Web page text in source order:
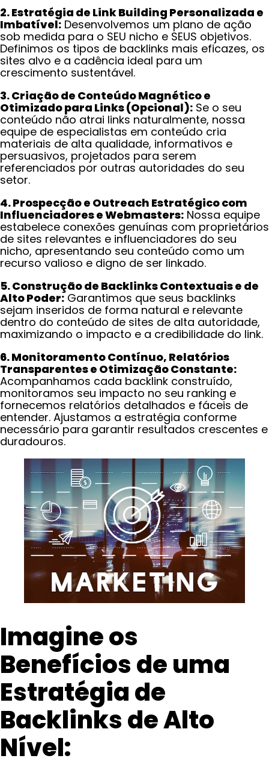
2. Estratégia de Link Building Personalizada e
Imbatível: Desenvolvemos um plano de ação
sob medida para o SEU nicho e SEUS objetivos.
Definimos os tipos de backlinks mais eficazes, os
sites alvo e a cadência ideal para um
crescimento sustentável.
3. Criação de Conteúdo Magnético e
Otimizado para Links (Opcional): Se o seu
conteúdo não atrai links naturalmente, nossa
equipe de especialistas em conteúdo cria
materiais de alta qualidade, informativos e
persuasivos, projetados para serem
referenciados por outras autoridades do seu
setor.
4. Prospecção e Outreach Estratégico com
Influenciadores e Webmasters: Nossa equipe
estabelece conexões genuínas com proprietários
de sites relevantes e influenciadores do seu
nicho, apresentando seu conteúdo como um
recurso valioso e digno de ser linkado.
5. Construção de Backlinks Contextuais e de
Alto Poder:Garantimos que seus backlinks
sejam inseridos de forma natural e relevante
dentro do conteúdo de sites de alta autoridade,
maximizando o impacto e a credibilidade do link.
6. Monitoramento Contínuo, Relatórios
Transparentes e Otimização Constante:
Acompanhamos cada backlink construído,
monitoramos seu impacto no seu ranking e
fornecemos relatórios detalhados e fáceis de
entender. Ajustamos a estratégia conforme
necessário para garantir resultados crescentes e
duradouros.
Imagine os
Benefícios de uma
Estratégia de
Backlinks de Alto
Nível: